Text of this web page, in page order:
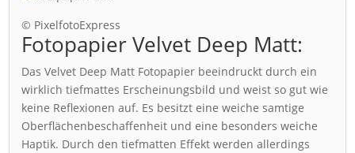
© PixelfotoExpress
Fotopapier Velvet Deep Matt:
Das Velvet Deep Matt Fotopapier beeindruckt durch ein
wirklich tiefmattes Erscheinungsbild und weist so gut wie
keine Reflexionen auf. Es besitzt eine weiche samtige
Oberflächenbeschaffenheit und eine besonders weiche
Haptik. Durch den tiefmatten Effekt werden allerdings